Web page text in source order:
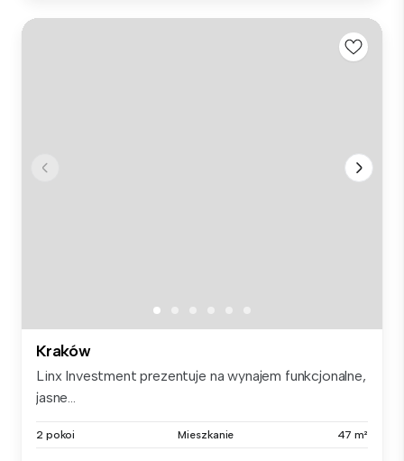
Kraków
Linx Investment prezentuje na wynajem funkcjonalne,
jasne...
2 pokoi Mieszkanie 47 m²